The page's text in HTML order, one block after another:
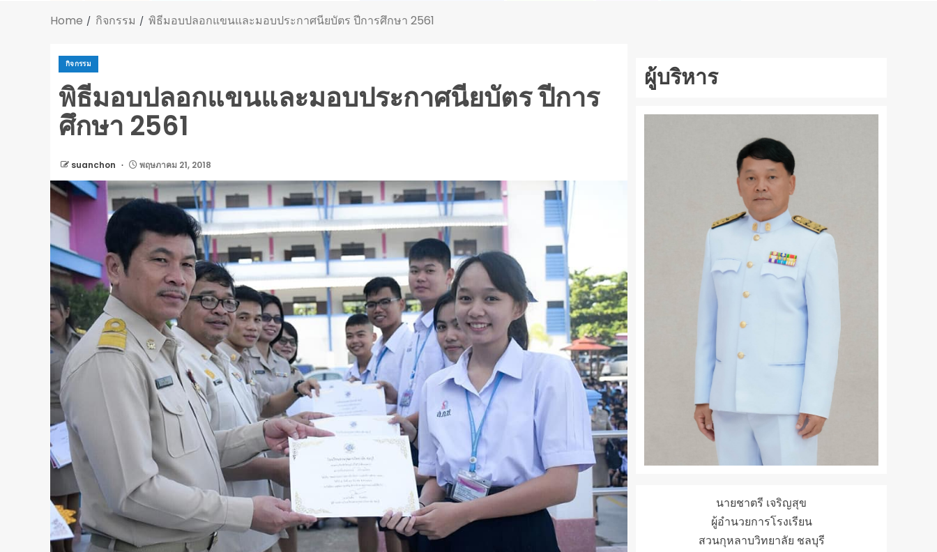
Home กิจกรรม พิธีมอบปลอกแขนและมอบประกาศนียบัตร ปีการศึกษา 2561
กิจกรรม
พิธีมอบปลอกแขนและมอบประกาศนียบัตร ปีการ
ศึกษา 2561
suanchon พฤษภาคม 21, 2018
ผู้บริหาร
นายชาตรี เจริญสุข
ผู้อำนวยการโรงเรียน
สวนกุหลาบวิทยาลัย ชลบุรี